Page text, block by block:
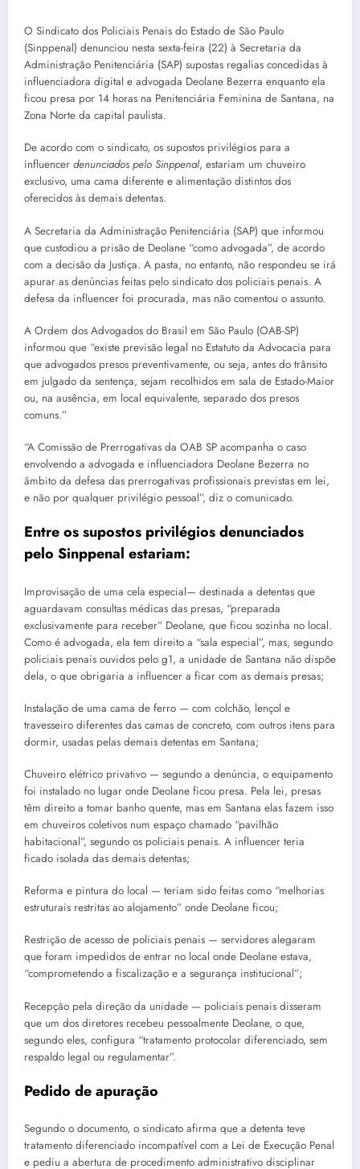
O Sindicato dos Policiais Penais do Estado de São Paulo
(Sinppenal) denunciou nesta sexta-feira (22) à Secretaria da
Administração Penitenciária (SAP) supostas regalias concedidas à
influenciadora digital e advogada Deolane Bezerra enquanto ela
ficou presa por 14 horas na Penitenciária Feminina de Santana, na
Zona Norte da capital paulista.
De acordo com o sindicato, os supostos privilégios para a
influencer denunciados pelo Sinppenal, estariam um chuveiro
exclusivo, uma cama diferente e alimentação distintos dos
oferecidos às demais detentas.
A Secretaria da Administração Penitenciária (SAP) que informou
que custodiou a prisão de Deolane “como advogada”, de acordo
com a decisão da Justiça. A pasta, no entanto, não respondeu se irá
apurar as denúncias feitas pelo sindicato dos policiais penais. A
defesa da influencer foi procurada, mas não comentou o assunto.
A Ordem dos Advogados do Brasil em São Paulo (OAB-SP)
informou que “existe previsão legal no Estatuto da Advocacia para
que advogados presos preventivamente, ou seja, antes do trânsito
em julgado da sentença, sejam recolhidos em sala de Estado-Maior
ou, na ausência, em local equivalente, separado dos presos
comuns.”
“A Comissão de Prerrogativas da OAB SP acompanha o caso
envolvendo a advogada e influenciadora Deolane Bezerra no
âmbito da defesa das prerrogativas profissionais previstas em lei,
e não por qualquer privilégio pessoal”, diz o comunicado.
Entre os supostos privilégios denunciados
pelo Sinppenal estariam:
Improvisação de uma cela especial— destinada a detentas que
aguardavam consultas médicas das presas, “preparada
exclusivamente para receber” Deolane, que ficou sozinha no local.
Como é advogada, ela tem direito a “sala especial”, mas, segundo
policiais penais ouvidos pelo g1, a unidade de Santana não dispõe
dela, o que obrigaria a influencer a ficar com as demais presas;
Instalação de uma cama de ferro — com colchão, lençol e
travesseiro diferentes das camas de concreto, com outros itens para
dormir, usadas pelas demais detentas em Santana;
Chuveiro elétrico privativo — segundo a denúncia, o equipamento
foi instalado no lugar onde Deolane ficou presa. Pela lei, presas
têm direito a tomar banho quente, mas em Santana elas fazem isso
em chuveiros coletivos num espaço chamado “pavilhão
habitacional”, segundo os policiais penais. A influencer teria
ficado isolada das demais detentas;
Reforma e pintura do local — teriam sido feitas como “melhorias
estruturais restritas ao alojamento” onde Deolane ficou;
Restrição de acesso de policiais penais — servidores alegaram
que foram impedidos de entrar no local onde Deolane estava,
“comprometendo a fiscalização e a segurança institucional”;
Recepção pela direção da unidade — policiais penais disseram
que um dos diretores recebeu pessoalmente Deolane, o que,
segundo eles, configura “tratamento protocolar diferenciado, sem
respaldo legal ou regulamentar”.
Pedido de apuração
Segundo o documento, o sindicato afirma que a detenta teve
tratamento diferenciado incompatível com a Lei de Execução Penal
e pediu a abertura de procedimento administrativo disciplinar